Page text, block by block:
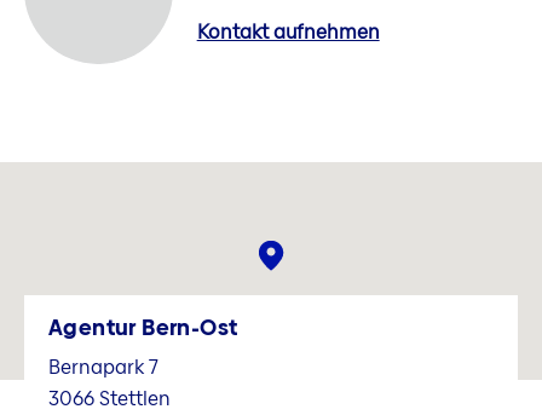
Kontakt aufnehmen
Agentur Bern-Ost
Bernapark 7
3066Stettlen